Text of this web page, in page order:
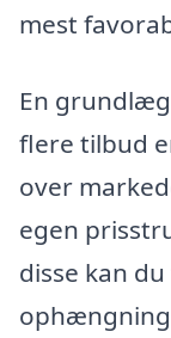
mest
En
flere tilbud
over
egen
disse kan